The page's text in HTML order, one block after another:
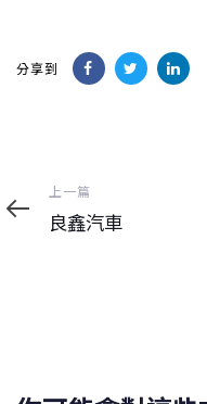
分享到
上
一
篇
上一篇
良鑫汽車